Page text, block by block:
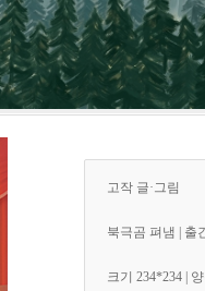
고작 글·그림
북극곰 펴냄 | 출
크기 234*234 |